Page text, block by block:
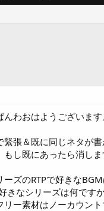
わおはようございます
緊張＆既に同じネタが
し既にあったら消し
ズのRTPで好きな
きなシリーズは何です
ー素材はノーカウント